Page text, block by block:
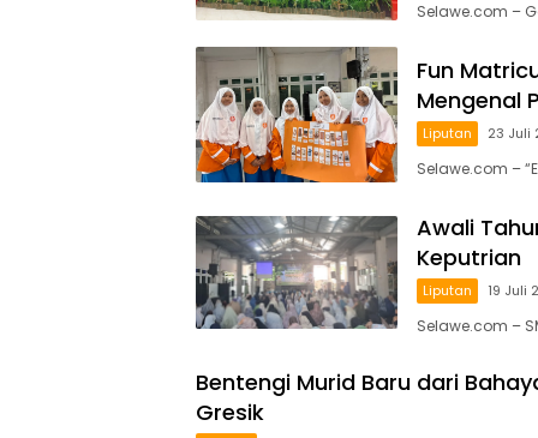
Selawe.com –
Fun
Mengenal
Liputan 23 Juli
Selawe.com –
Awali
Keputrian
Liputan 19 Juli
Selawe.com –
Bentengi Murid Baru dari
Gresik